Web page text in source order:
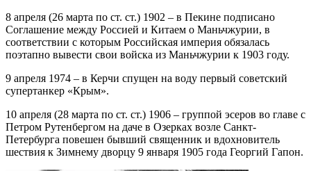
8 апреля (26 марта по ст. ст.) 1902 – в Пекине подписано
Соглашение между Россией и Китаем о Маньчжурии, в
соответствии с которым Российская империя обязалась
поэтапно вывести свои войска из Маньчжурии к 1903 году.
9 апреля 1974 – в Керчи спущен на воду первый советский
супертанкер «Крым».
10 апреля (28 марта по ст. ст.) 1906 – группой эсеров во главе с
Петром Рутенбергом на даче в Озерках возле Санкт-
Петербурга повешен бывший священник и вдохновитель
шествия к Зимнему дворцу 9 января 1905 года Георгий Гапон.